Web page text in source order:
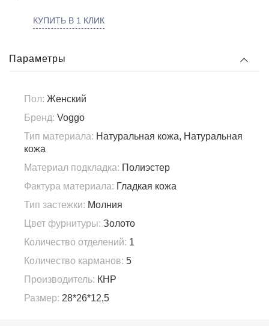
КУПИТЬ В 1 КЛИК
Параметры
Пол: Женский
Бренд: Voggo
Тип материала: Натуральная кожа, Натуральная
кожа
Материал подкладка: Полиэстер
Фактура материала: Гладкая кожа
Тип застежки: Молния
Цвет фурнитуры: Золото
Количество отделений: 1
Количество карманов: 5
Производитель: КНР
Размер: 28*26*12,5